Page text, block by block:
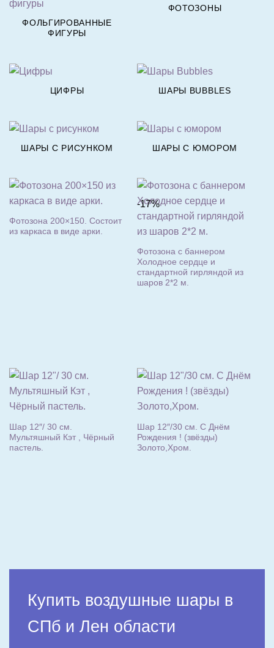
ФОЛЬГИРОВАННЫЕ
ФИГУРЫ
ФОТОЗОНЫ
ЦИФРЫ ШАРЫ BUBBLES
ШАРЫ С РИСУНКОМ ШАРЫ С ЮМОРОМ
Фотозона 200×150. Состоит
из каркаса в виде арки.
-17%
Фотозона с баннером
Холодное сердце и
стандартной гирляндой из
шаров 2*2 м.
Шар 12″/ 30 см.
Мультяшный Кэт , Чёрный
пастель.
Шар 12″/30 см. С Днём
Рождения ! (звёзды)
Золото,Хром.
Купить воздушные шары в
СПб и Лен области